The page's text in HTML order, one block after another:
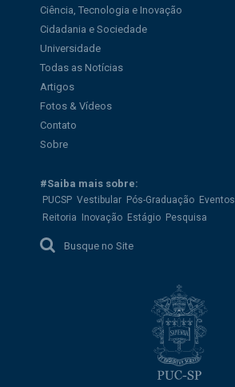
Ciência, Tecnologia e Inovação
Cidadania e Sociedade
Universidade
Todas as Notícias
Artigos
Fotos & Vídeos
Contato
Sobre
#Saiba mais sobre:
PUCSP Vestibular Pós-Graduação Eventos
Reitoria
Inovação Estágio Pesquisa
Busque no Site